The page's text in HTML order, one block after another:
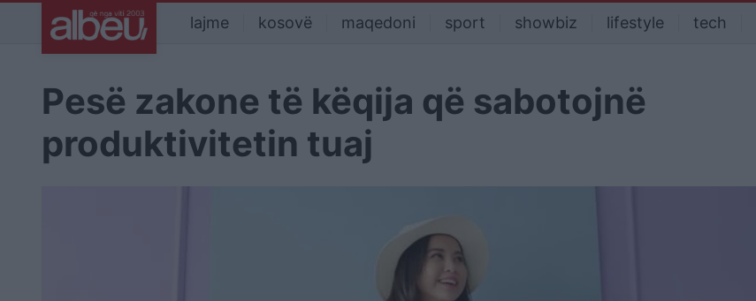
lajme kosovë maqedoni sport showbiz lifestyle tech
Pesë zakone të këqija që sabotojnë
produktivitetin tuaj